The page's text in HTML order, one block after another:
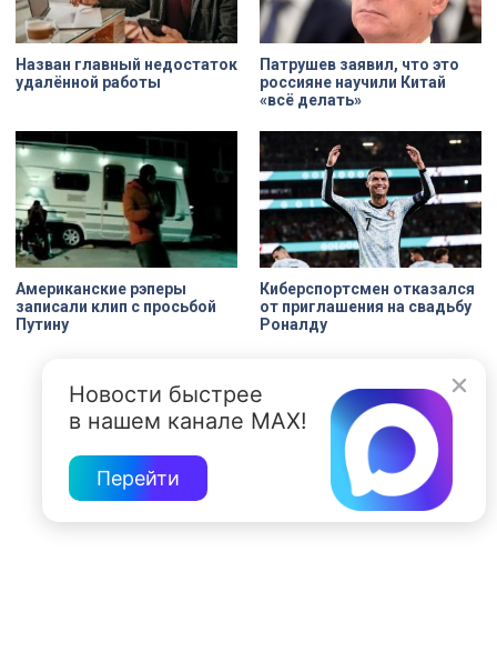
Назван главный недостаток
удалённой работы
Патрушев заявил, что это
россияне научили Китай
«всё делать»
Американские рэперы
записали клип с просьбой
Путину
Киберспортсмен отказался
от приглашения на свадьбу
Роналду
Новости быстрее
в нашем канале MAX!
Перейти